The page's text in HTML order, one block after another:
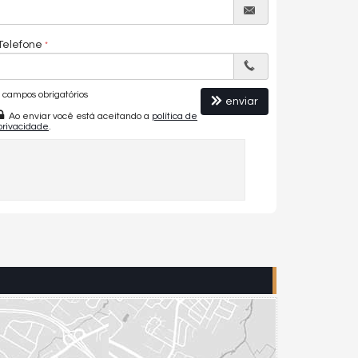
campos obrigatórios
Ao enviar você está aceitando a política de
enviar